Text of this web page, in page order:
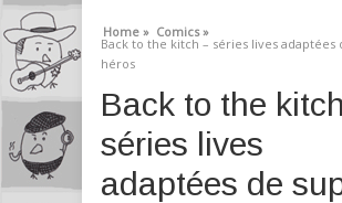
Home » Comics »
Back to the kitch – séries lives adaptées
héros
Back to the
séries lives
adaptées de